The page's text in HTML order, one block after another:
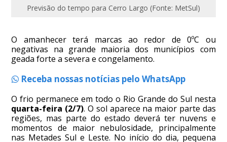
Previsão do tempo para Cerro Largo (Fonte: MetSul)
O amanhecer terá marcas ao redor de 0ºC ou
negativas na grande maioria dos municípios com
geada forte a severa e congelamento.
Receba nossas notícias pelo WhatsApp
O frio permanece em todo o Rio Grande do Sul nesta
quarta-feira (2/7). O sol aparece na maior parte das
regiões, mas parte do estado deverá ter nuvens e
momentos de maior nebulosidade, principalmente
nas Metades Sul e Leste. No início do dia, pequena